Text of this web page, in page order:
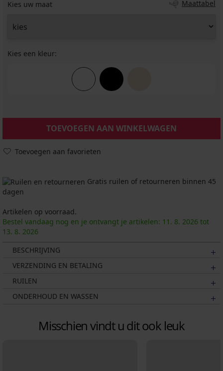
Kies uw maat Maattabel
Kies een kleur:
TOEVOEGEN AAN WINKELWAGEN
Toevoegen aan favorieten
Gratis ruilen of retourneren binnen 45
dagen
Artikelen op voorraad.
Bestel vandaag nog en je ontvangt je artikelen: 11. 8. 2026 tot
13. 8. 2026
BESCHRIJVING
VERZENDING EN BETALING
RUILEN
ONDERHOUD EN WASSEN
Misschien vindt u dit ook leuk